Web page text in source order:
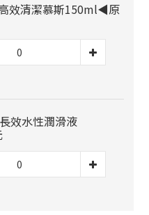
效清潔慕斯150ml◀原
效水性潤滑液